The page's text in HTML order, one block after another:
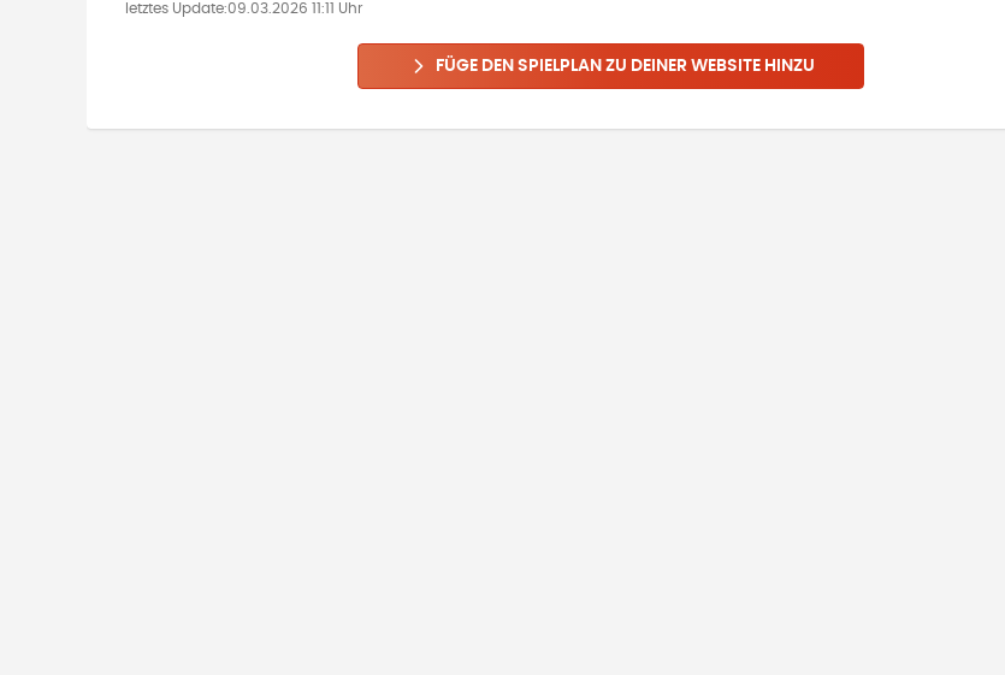
letztes Update:09.03.2026 11:11 Uhr
FÜGE DEN SPIELPLAN ZU DEINER WEBSITE HINZU